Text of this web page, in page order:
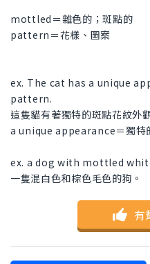
mottled＝雜色的；斑點的
pattern＝花樣、圖案
ex. The cat has a unique
pattern.
這隻貓有著獨特的斑點花紋外
a unique appearance＝獨特
ex. a dog with mottled
一隻混白色和棕色毛色的狗。
有